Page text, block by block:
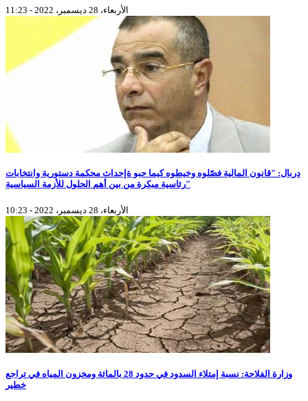
الأربعاء، 28 ديسمبر، 2022 - 11:23
دربال: "قانون المالية فصّلوه وخيطوه كيما حبو ةإحداث محكمة دستورية وانتخابات
رئاسية مبكرة من بين أهم الحلول للأزمة السياسية"
الأربعاء، 28 ديسمبر، 2022 - 10:23
وزارة الفلاحة: نسبة إمتلاء السدود في حدود 28 بالمائة ومخزون المياه في تراجع
خطير